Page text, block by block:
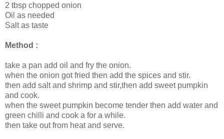
2 tbsp chopped onion
Oil as needed
Salt as taste
Method :
take a pan add oil and fry the onion.
when the onion got fried then add the spices and stir.
then add salt and shrimp and stir,then add sweet pumpkin
and cook.
when the sweet pumpkin become tender then add water and
green chilli and cook a for a while.
then take out from heat and serve.